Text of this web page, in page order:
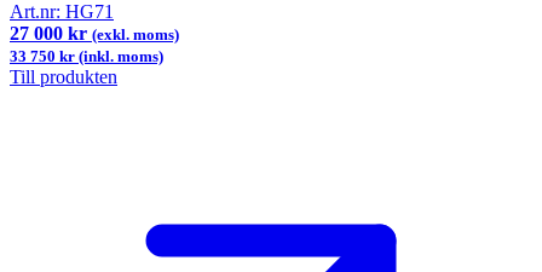
Art.nr: HG71
27 000 kr (exkl. moms)
33 750 kr (inkl. moms)
Till produkten